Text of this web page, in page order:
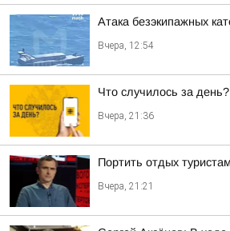
Атака безэкипажных
Вчера, 12:54
Что случилось за
Вчера, 21:36
Портить отдых
Вчера, 21:21